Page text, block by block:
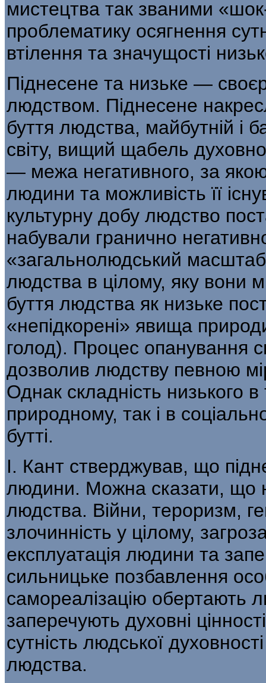
мистецтва так званими
проблематику осягнення
втілення та значущості
Піднесене та низьке —
люд­ством. Піднесене
буття людства, майбутній і
світу, вищий щабель
— межа негативного, за
людини та можливість її
культурну добу людство
набували гранично
«за­гальнолюдський
людства в цілому, яку вони
буття людства як низьке
«непідкорені» явища
голод). Процес опанування
дозволив людству певною
Однак складність низького
природному, так і в
бутті.
І. Кант стверджував, що
людини. Мож­на сказати, що
людства. Війни, тероризм,
злочинність у цілому,
експлуатація людини та
сильницьке позбавлення
самореалізацію оберта­ють
заперечують духовні
сутність людської
людства.